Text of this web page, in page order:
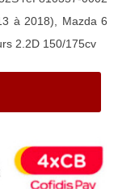
à 2018), Mazda 6
2.2D 150/175cv